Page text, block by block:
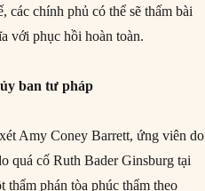
các chính phủ có thể sẽ thấm bài
với phục hồi hoàn toàn.
ban tư pháp
Amy Coney Barrett, ứng viên do
quá cố Ruth Bader Ginsburg tại
phán tòa phúc thẩm theo